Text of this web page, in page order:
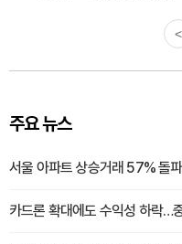
<
주요 뉴스
서울 아파트 상승거래 57% 돌
카드론 확대에도 수익성 하락…